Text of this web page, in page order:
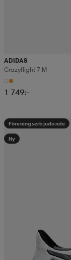
ADIDAS
Crazyflight 7 M
1 749:-
Föreningserbjudande
Ny